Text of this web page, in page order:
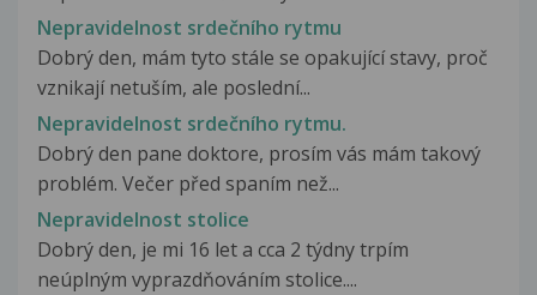
Nepravidelnost srdečního rytmu
Dobrý den, mám tyto stále se opakující stavy, proč
vznikají netuším, ale poslední...
Nepravidelnost srdečního rytmu.
Dobrý den pane doktore, prosím vás mám takový
problém. Večer před spaním než...
Nepravidelnost stolice
Dobrý den, je mi 16 let a cca 2 týdny trpím
neúplným vyprazdňováním stolice....